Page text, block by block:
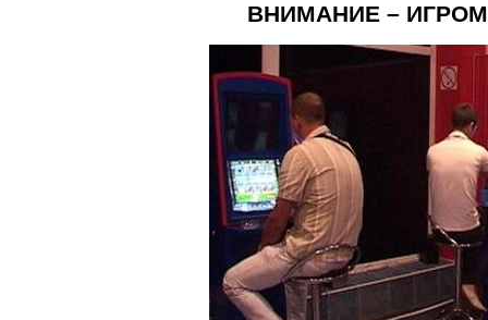
ВНИМАНИЕ –